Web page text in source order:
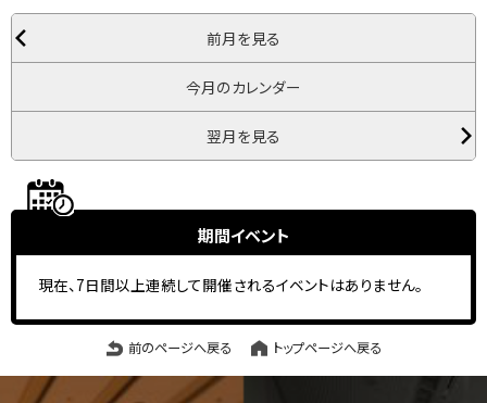
前月を見る
今月のカレンダー
翌月を見る
期間イベント
現在、7日間以上連続して開催されるイベントはありません。
前のページへ戻る トップページへ戻る